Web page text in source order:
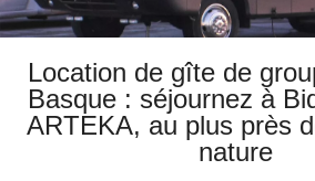
Location de gîte de
Basque : séjournez à
ARTEKA, au plus près
nature